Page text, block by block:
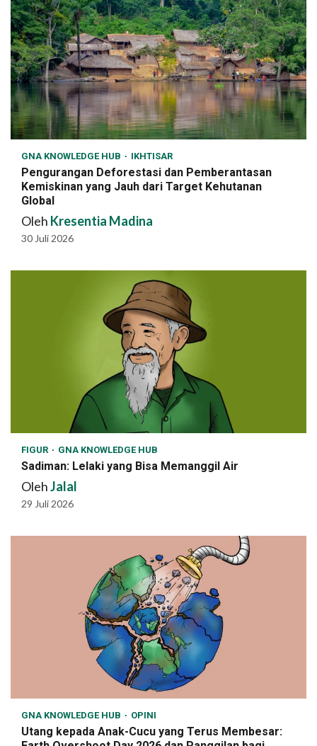
GNA KNOWLEDGE HUB IKHTISAR
Pengurangan Deforestasi dan Pemberantasan
Kemiskinan yang Jauh dari Target Kehutanan
Global
Oleh Kresentia Madina
30 Juli 2026
FIGUR GNA KNOWLEDGE HUB
Sadiman: Lelaki yang Bisa Memanggil Air
OlehJalal
29 Juli 2026
GNA KNOWLEDGE HUB OPINI
Utang kepada Anak-Cucu yang Terus Membesar: